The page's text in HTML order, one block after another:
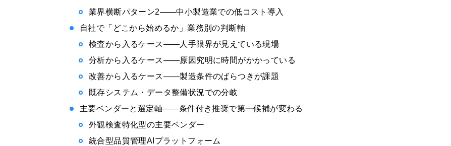
業界横断パターン2——中小製造業での低コスト導入
自社で「どこから始めるか」業務別の判断軸
検査から入るケース——人手限界が見えている現場
分析から入るケース——原因究明に時間がかかっている
改善から入るケース——製造条件のばらつきが課題
既存システム・データ整備状況での分岐
主要ベンダーと選定軸——条件付き推奨で第一候補が変わる
外観検査特化型の主要ベンダー
統合型品質管理AIプラットフォーム